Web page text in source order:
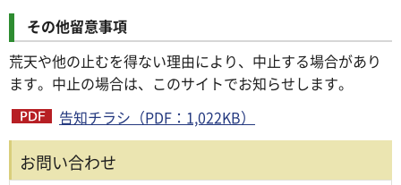
その他留意事項
荒天や他の止むを得ない理由により、中止する場合があり
ます。中止の場合は、このサイトでお知らせします。
告知チラシ（PDF：1,022KB）
お問い合わせ